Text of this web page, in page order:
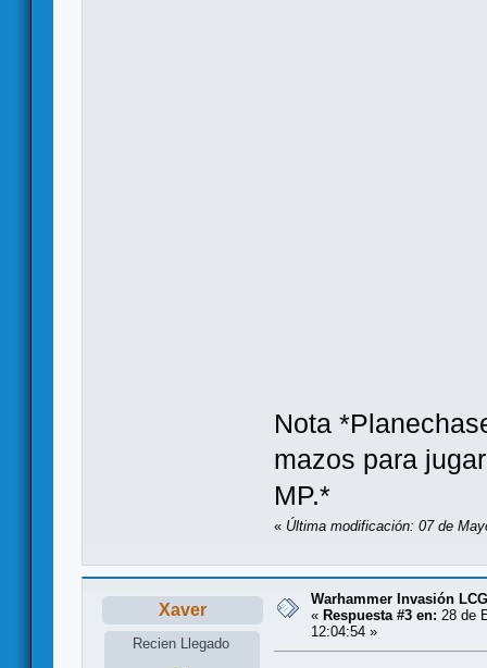
Nota
mazos para
MP.*
« Última modificación: 07 de
Xaver
Recien Llegado
Warhammer Invasión LCG
« Respuesta #3 en: 28 de
12:04:54 »